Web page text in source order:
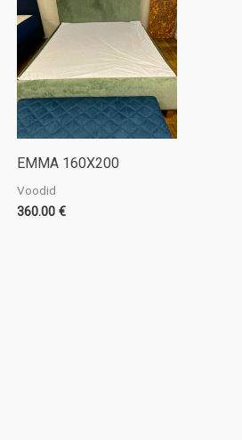
EMMA 160X200
Voodid
360.00€